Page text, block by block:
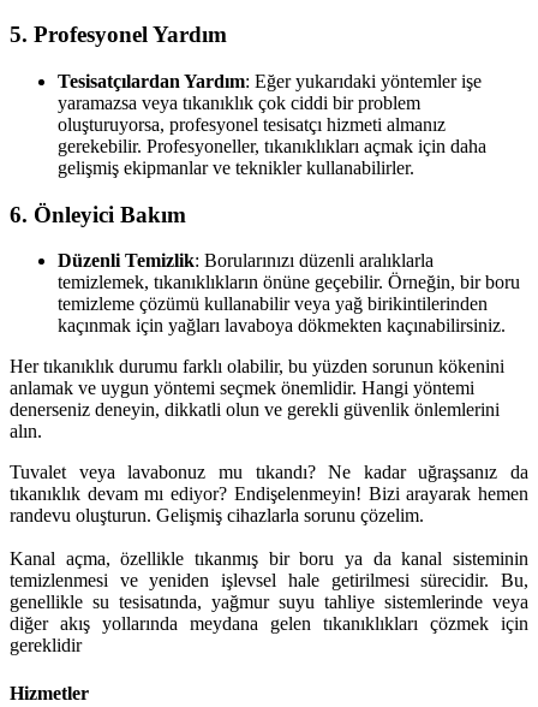
5. Profesyonel Yardım
Tesisatçılardan Yardım: Eğer yukarıdaki yöntemler işe
yaramazsa veya tıkanıklık çok ciddi bir problem
oluşturuyorsa, profesyonel tesisatçı hizmeti almanız
gerekebilir. Profesyoneller, tıkanıklıkları açmak için daha
gelişmiş ekipmanlar ve teknikler kullanabilirler.
6. Önleyici Bakım
Düzenli Temizlik: Borularınızı düzenli aralıklarla
temizlemek, tıkanıklıkların önüne geçebilir. Örneğin, bir boru
temizleme çözümü kullanabilir veya yağ birikintilerinden
kaçınmak için yağları lavaboya dökmekten kaçınabilirsiniz.
Her tıkanıklık durumu farklı olabilir, bu yüzden sorunun kökenini
anlamak ve uygun yöntemi seçmek önemlidir. Hangi yöntemi
denerseniz deneyin, dikkatli olun ve gerekli güvenlik önlemlerini
alın.
Tuvalet veya lavabonuz mu tıkandı? Ne kadar uğraşsanız da
tıkanıklık devam mı ediyor? Endişelenmeyin! Bizi arayarak hemen
randevu oluşturun. Gelişmiş cihazlarla sorunu çözelim.
Kanal açma, özellikle tıkanmış bir boru ya da kanal sisteminin
temizlenmesi ve yeniden işlevsel hale getirilmesi sürecidir. Bu,
genellikle su tesisatında, yağmur suyu tahliye sistemlerinde veya
diğer akış yollarında meydana gelen tıkanıklıkları çözmek için
gereklidir
Hizmetler